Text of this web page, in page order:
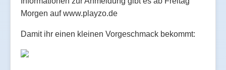
Morgen auf www.playzo.de
Damit ihr einen kleinen Vorgeschmack bekommt: